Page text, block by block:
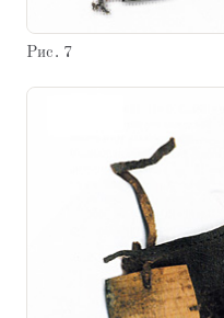
Рис. 7